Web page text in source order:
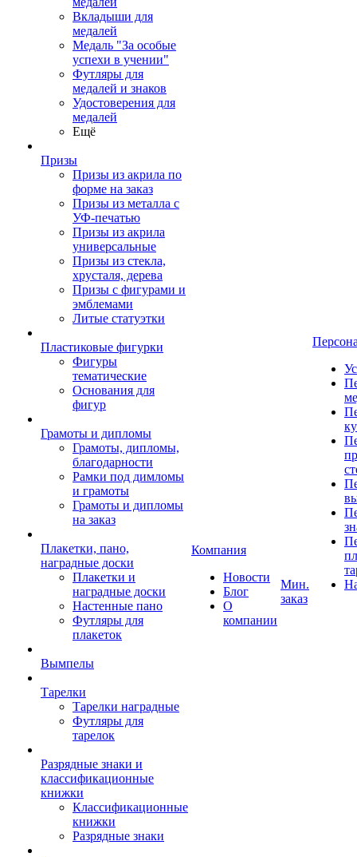
Вкладыши для
медалей
Медаль "За особые
успехи в учении"
Футляры для
медалей и знаков
Удостоверения для
медалей
Ещё
Призы
Призы из акрила по
форме на заказ
Призы из металла с
УФ-печатью
Призы из акрила
универсальные
Призы из стекла,
хрусталя, дерева
Призы с фигурами и
эмблемами
Литые статуэтки
Пластиковые фигурки
Фигуры
тематические
Основания для
фигур
Грамоты и дипломы
Грамоты, дипломы,
благодарности
Рамки под димломы
и грамоты
Грамоты и дипломы
на заказ
Плакетки, пано,
наградные доски
Плакетки и
наградные доски
Настенные пано
Футляры для
плакеток
Вымпелы
Тарелки
Тарелки наградные
Футляры для
тарелок
Разрядные знаки и
классификационные
книжки
Классификационные
книжки
Разрядные знаки
Компания
Новости
Блог
О
компании
Мин.
заказ